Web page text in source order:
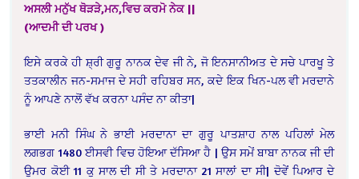
ਅਸਲੀ ਮਨੁੱਖ ਥੋੜੜੇ,ਮਨ,ਵਿਚ ਕਰਮੋ ਨੇਕ ||
(ਆਦਮੀ ਦੀ ਪਰਖ )
ਇਸੇ ਕਰਕੇ ਹੀ ਸ਼੍ਰੀ ਗੁਰੂ ਨਾਨਕ ਦੇਵ ਜੀ ਨੇ, ਜੋ ਇਨਸਾਨੀਅਤ ਦੇ ਸਚੇ ਪਾਰਖੂ ਤੇ
ਤਤਕਾਲੀਨ ਜਨ-ਸਮਾਜ ਦੇ ਸਹੀ ਰਹਿਬਰ ਸਨ, ਕਦੇ ਇਕ ਖਿਨ-ਪਲ ਵੀ ਮਰਦਾਨੇ
ਨੂੰ ਆਪਣੇ ਨਾਲੋਂ ਵੱਖ ਕਰਨਾ ਪਸੰਦ ਨਾ ਕੀਤਾ|
ਭਾਈ ਮਨੀ ਸਿੰਘ ਨੇ ਭਾਈ ਮਰਦਾਨਾ ਦਾ ਗੁਰੂ ਪਾਤਸ਼ਾਹ ਨਾਲ ਪਹਿਲਾਂ ਮੇਲ
ਲਗਭਗ 1480 ਈਸਵੀ ਵਿਚ ਹੋਇਆ ਦੱਸਿਆ ਹੈ | ਉਸ ਸਮੇਂ ਬਾਬਾ ਨਾਨਕ ਜੀ ਦੀ
ਉਮਰ ਕੋਈ 11 ਕੁ ਸਾਲ ਦੀ ਸੀ ਤੇ ਮਰਦਾਨਾ 21 ਸਾਲਾਂ ਦਾ ਸੀ| ਦੋਵੇਂ ਪਿਆਰ ਦੇ